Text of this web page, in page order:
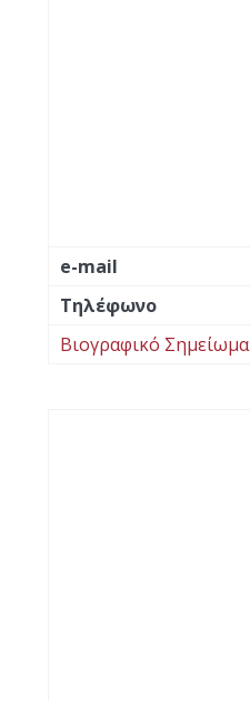
e-mail
Τηλέφωνο
Βιογραφικό Σημείωμα